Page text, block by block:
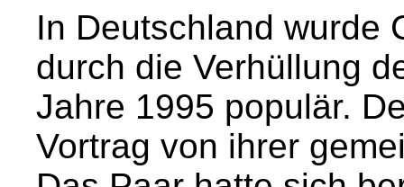
In Deutschland wurde
durch die Verhüllung
Jahre 1995 populär.
Vortrag von ihrer